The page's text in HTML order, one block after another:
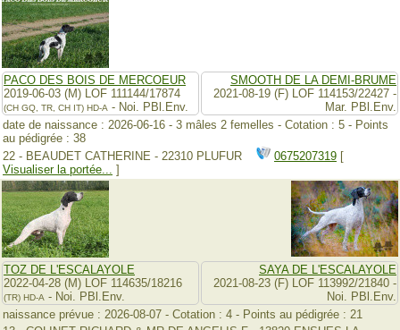
PACO DES BOIS DE MERCOEUR
2019-06-03 (M) LOF 111144/17874
(CH GQ, TR, CH IT) HD-A - Noi. PBl.Env.
SMOOTH DE LA DEMI-BRUME
2021-08-19 (F) LOF 114153/22427 -
Mar. PBl.Env.
date de naissance : 2026-06-16 - 3 mâles 2 femelles - Cotation : 5 - Points
au pédigrée : 38
22 - BEAUDET CATHERINE - 22310 PLUFUR
0675207319 [
Visualiser la portée... ]
TOZ DE L'ESCALAYOLE
2022-04-28 (M) LOF 114635/18216
(TR) HD-A - Noi. PBl.Env.
SAYA DE L'ESCALAYOLE
2021-08-23 (F) LOF 113992/21840 -
Noi. PBl.Env.
naissance prévue : 2026-08-07 - Cotation : 4 - Points au pédigrée : 21